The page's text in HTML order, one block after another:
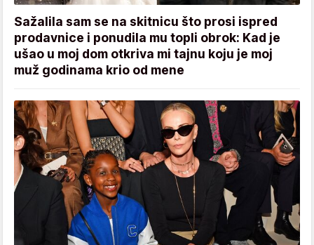
Sažalila sam se na skitnicu što prosi ispred
prodavnice i ponudila mu topli obrok: Kad je
ušao u moj dom otkriva mi tajnu koju je moj
muž godinama krio od mene